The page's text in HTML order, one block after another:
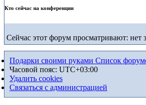
Кто сейчас на конференции
Сейчас этот форум просматривают: нет
Подарки своими руками Список
Часовой пояс: UTC+03:00
Удалить cookies
Связаться с администрацией